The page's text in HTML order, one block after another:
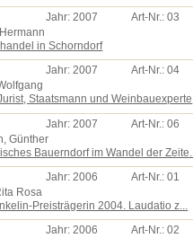
Jahr: 2007 Art-Nr.:03
in Schorndorf
Jahr:2007 Art-Nr.:04
Staatsmann und Weinbauexperte
Jahr: 2007 Art-Nr.:06
Günther
Bauerndorf im Wandel der Zeite...
Jahr:2006 Art-Nr.:01
Rosa
Preisträgerin 2004. Laudatio z...
Jahr:2006 Art-Nr.:02